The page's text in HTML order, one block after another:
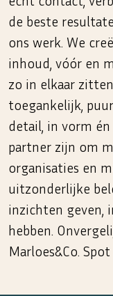
de beste
ons werk. We
inhoud, vóór en
zo in elkaar
toegankelijk,
detail, in vorm
partner zijn om
organisaties en
uitzonderlijke
inzichten geven,
hebben.
Marloes&Co. Spot